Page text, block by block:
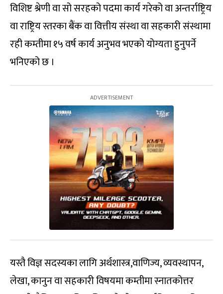
विशिष्ट श्रेणी वा सो सरहको पदमा कार्य गरेको वा अन्तर्राष्ट्रिय
वा राष्ट्रिय स्तरका बैंक वा वित्तीय संस्था वा सहकारी संस्थामा
रही कम्तीमा १५ वर्ष कार्य अनुभव भएको योग्यता हुनुपर्ने
भनिएको छ ।
यस्तै विज्ञ सदस्यका लागि अर्थशास्त्र,वाणिज्य, व्यवस्थापन,
लेखा, कानुन वा सहकारी विषयमा कम्तीमा स्नातकोत्तर